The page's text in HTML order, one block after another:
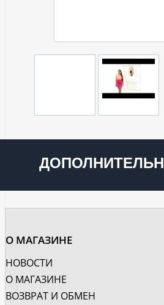
О МАГАЗИНЕ
НОВОСТИ
О МАГАЗИНЕ
ВОЗВРАТ И ОБМЕН